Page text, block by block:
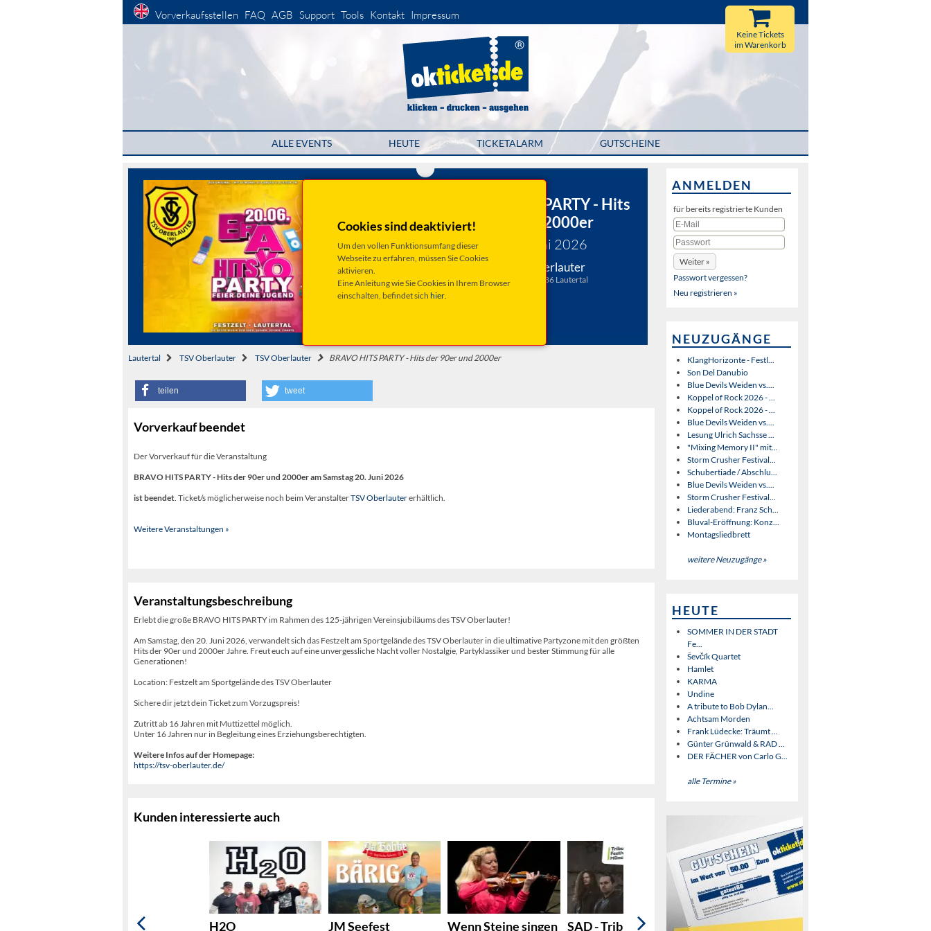
Vorverkaufsstellen FAQ AGB Support Tools Kontakt Impressum
ALLE EVENTS HEUTE TICKETALARM GUTSCHEINE
Keine Tickets
im Warenkorb
Cookies sind deaktiviert!
Um den vollen Funktionsumfang dieser
Webseite zu erfahren, müssen Sie Cookies
aktivieren.
Eine Anleitung wie Sie Cookies in Ihrem Browser
einschalten, befindet sich hier.
BRAVO HITS PARTY - Hits
der 90er und 2000er
Samstag 20. Juni 2026
Lautertal, TSV Oberlauter
Beuerfelder Straße 4, 96486 Lautertal
Lautertal TSV Oberlauter TSV Oberlauter BRAVO HITS PARTY - Hits der 90er und 2000er
teilen tweet
Vorverkauf beendet
Der Vorverkauf für die Veranstaltung
BRAVO HITS PARTY - Hits der 90er und 2000er am Samstag 20. Juni 2026
ist beendet . Ticket/s möglicherweise noch beim VeranstalterTSV Oberlautererhältlich.
Weitere Veranstaltungen »
Veranstaltungsbeschreibung
Erlebt die große BRAVO HITS PARTY im Rahmen des 125-jährigen Vereinsjubiläums des TSV Oberlauter!
Am Samstag, den 20. Juni 2026, verwandelt sich das Festzelt am Sportgelände des TSV Oberlauter in die ultimative Partyzone mit den größten
Hits der 90er und 2000er Jahre. Freut euch auf eine unvergessliche Nacht voller Nostalgie, Partyklassiker und bester Stimmung für alle
Generationen!
Location: Festzelt am Sportgelände des TSV Oberlauter
Sichere dir jetzt dein Ticket zum Vorzugspreis!
Zutritt ab 16 Jahren mit Muttizettel möglich.
Unter 16 Jahren nur in Begleitung eines Erziehungsberechtigten.
Weitere Infos auf der Homepage:
https://tsv-oberlauter.de/
Kunden interessierte auch
H2O
JM Seefest
Wenn Steine singen
SAD - Tribute to
Blind Date (Musical)
ANMELDEN
für bereits registrierte Kunden
Passwort vergessen?
Neu registrieren »
NEUZUGÄNGE
KlangHorizonte - Festl...
Son Del Danubio
Blue Devils Weiden vs....
Koppel of Rock 2026 - ...
Koppel of Rock 2026 - ...
Blue Devils Weiden vs....
Lesung Ulrich Sachsse ...
"Mixing Memory II" mit...
Storm Crusher Festival...
Schubertiade / Abschlu...
Blue Devils Weiden vs....
Storm Crusher Festival...
Liederabend: Franz Sch...
Bluval-Eröffnung: Konz...
Montagsliedbrett
weitere Neuzugänge »
HEUTE
SOMMER IN DER STADT
Fe...
Ševčík Quartet
Hamlet
KARMA
Undine
A tribute to Bob Dylan...
Achtsam Morden
Frank Lüdecke: Träumt ...
Günter Grünwald & RAD ...
DER FÄCHER von Carlo G...
alle Termine »